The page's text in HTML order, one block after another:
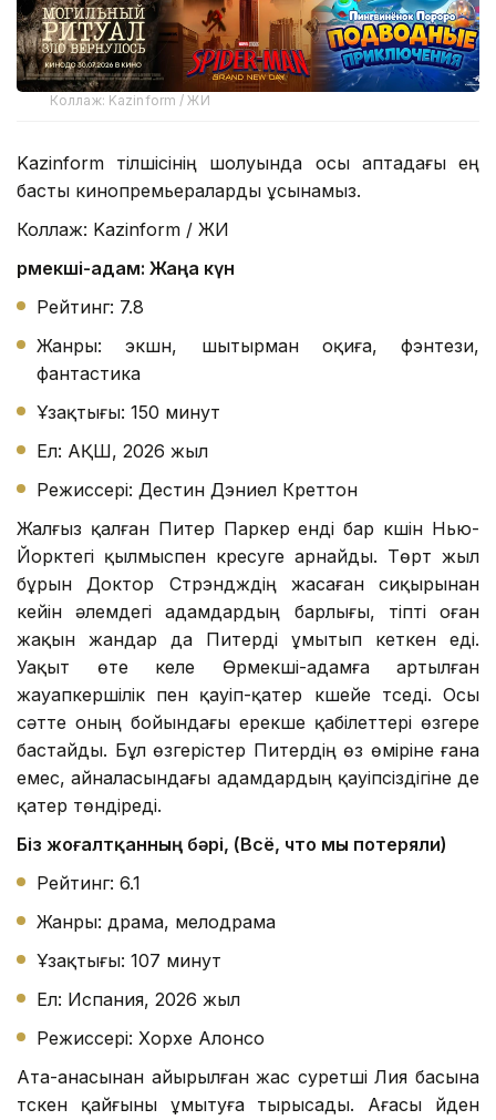
Коллаж: Kazinform / ЖИ
Kazinform тілшісінің шолуында осы аптадағы ең
басты кинопремьераларды ұсынамыз.
Коллаж: Kazinform / ЖИ
Өрмекші-адам: Жаңа күн
Рейтинг: 7.8
Жанры: экшн, шытырман оқиға, фэнтези,
фантастика
Ұзақтығы: 150 минут
Ел: АҚШ, 2026 жыл
Режиссері: Дестин Дэниел Креттон
Жалғыз қалған Питер Паркер енді бар күшін Нью-
Йорктегі қылмыспен күресуге арнайды. Төрт жыл
бұрын Доктор Стрэндждің жасаған сиқырынан
кейін әлемдегі адамдардың барлығы, тіпті оған
жақын жандар да Питерді ұмытып кеткен еді.
Уақыт өте келе Өрмекші-адамға артылған
жауапкершілік пен қауіп-қатер күшейе түседі. Осы
сәтте оның бойындағы ерекше қабілеттері өзгере
бастайды. Бұл өзгерістер Питердің өз өміріне ғана
емес, айналасындағы адамдардың қауіпсіздігіне де
қатер төндіреді.
Біз жоғалтқанның бәрі, (Всё, что мы потеряли)
Рейтинг: 6.1
Жанры: драма, мелодрама
Ұзақтығы: 107 минут
Ел: Испания, 2026 жыл
Режиссері: Хорхе Алонсо
Ата-анасынан айырылған жас суретші Лия басына
түскен қайғыны ұмытуға тырысады. Ағасы үйден